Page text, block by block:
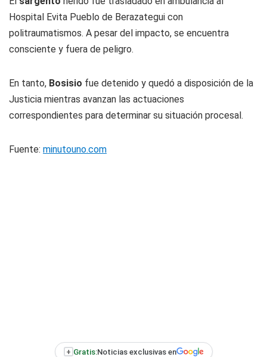
Hospital Evita Pueblo de Berazategui con
politraumatismos. A pesar del impacto, se encuentra
consciente y fuera de peligro.
En tanto, Bosisio fue detenido y quedó a disposición de la
Justicia mientras avanzan las actuaciones
correspondientes para determinar su situación procesal.
Fuente: minutouno.com
+ Gratis:Noticias exclusivas en